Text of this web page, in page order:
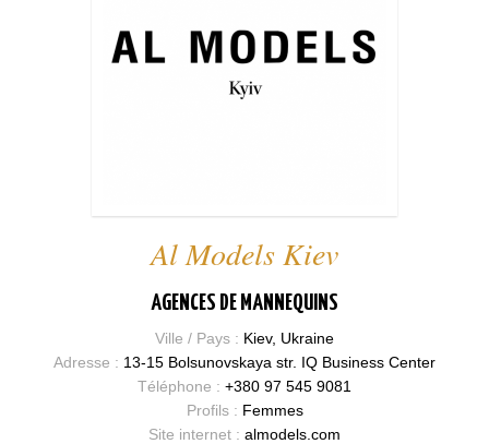
Al Models Kiev
AGENCES DE MANNEQUINS
Ville / Pays : Kiev, Ukraine
Adresse : 13-15 Bolsunovskaya str. IQ Business Center
Téléphone : +380 97 545 9081
Profils : Femmes
Site internet : almodels.com